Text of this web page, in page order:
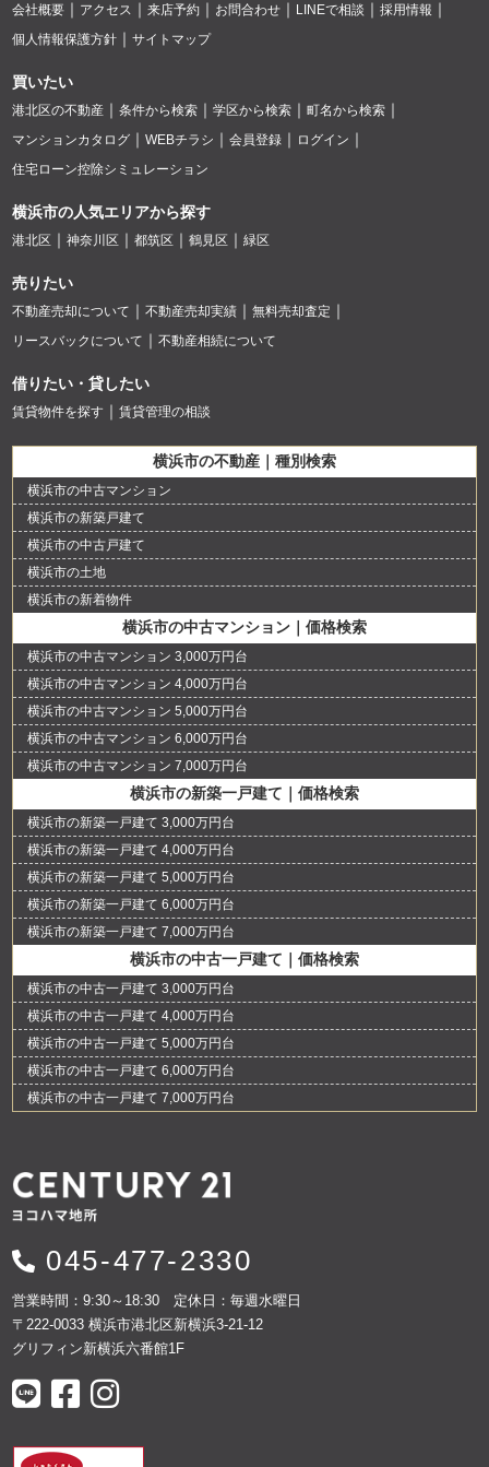
会社概要
アクセス 来店予約 お問合わせ LINEで相談
採用情報
個人情報保護方針
サイトマップ
買いたい
港北区の不動産 条件から検索 学区から検索
町名から検索
マンションカタログ
WEBチラシ 会員登録
ログイン
住宅ローン控除シミュレーション
横浜市の人気エリアから探す
港北区 神奈川区 都筑区 鶴見区 緑区
売りたい
不動産売却について 不動産売却実績
無料売却査定
リースバックについて
不動産相続について
借りたい・貸したい
賃貸物件を探す 賃貸管理の相談
横浜市の不動産｜種別検索
横浜市の中古マンション
横浜市の新築戸建て
横浜市の中古戸建て
横浜市の土地
横浜市の新着物件
横浜市の中古マンション｜価格検索
横浜市の中古マンション 3,000万円台
横浜市の中古マンション 4,000万円台
横浜市の中古マンション 5,000万円台
横浜市の中古マンション 6,000万円台
横浜市の中古マンション 7,000万円台
横浜市の新築一戸建て｜価格検索
横浜市の新築一戸建て 3,000万円台
横浜市の新築一戸建て 4,000万円台
横浜市の新築一戸建て 5,000万円台
横浜市の新築一戸建て 6,000万円台
横浜市の新築一戸建て 7,000万円台
横浜市の中古一戸建て｜価格検索
横浜市の中古一戸建て 3,000万円台
横浜市の中古一戸建て 4,000万円台
横浜市の中古一戸建て 5,000万円台
横浜市の中古一戸建て 6,000万円台
横浜市の中古一戸建て 7,000万円台
045-477-2330
営業時間：9:30～18:30 定休日：毎週水曜日
〒222-0033 横浜市港北区新横浜3-21-12
グリフィン新横浜六番館1F